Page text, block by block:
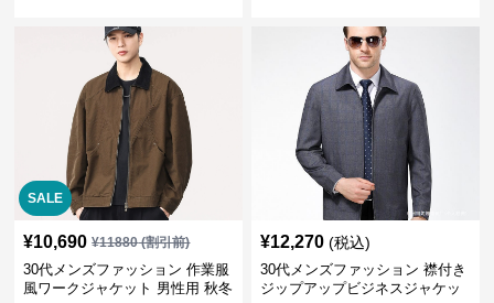
SALE
¥10,690 ¥11880(割引前)
30代メンズファッション 作業服
風ワークジャケット 男性用 秋冬
¥12,270 (税込)
30代メンズファッション 襟付き
ジップアップビジネスジャケッ